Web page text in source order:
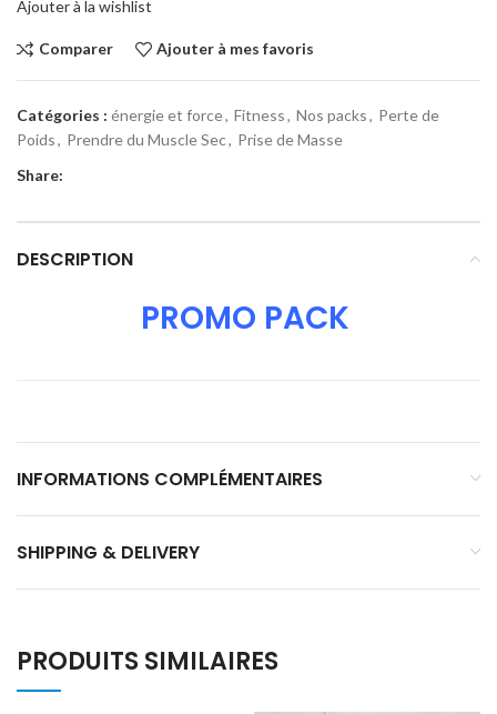
Ajouter à la wishlist
Comparer Ajouter à mes favoris
Catégories : énergie et force, Fitness, Nos packs, Perte de
Poids, Prendre du Muscle Sec, Prise de Masse
Share:
DESCRIPTION
PROMO PACK
INFORMATIONS COMPLÉMENTAIRES
SHIPPING & DELIVERY
PRODUITS SIMILAIRES